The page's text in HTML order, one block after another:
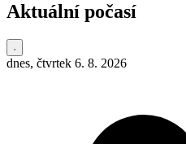
Aktuální počasí
dnes, čtvrtek 6. 8. 2026